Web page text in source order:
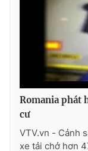
VTV Sức khoẻ
Thị trường 24h
VTV9
Liên hệ tòa
Romania phát
cư
VTV.vn - Cảnh
xe tải chở hơn